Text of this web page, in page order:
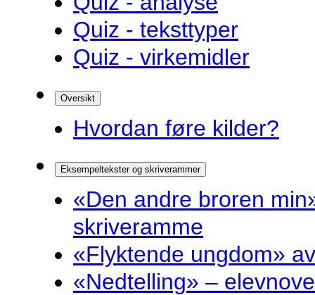
Quiz - teksttyper
Quiz - virkemidler
Oversikt
Hvordan føre kilder?
Eksempeltekster og skriverammer
«Den andre broren
skriveramme
«Flyktende ungdom»
«Nedtelling» –